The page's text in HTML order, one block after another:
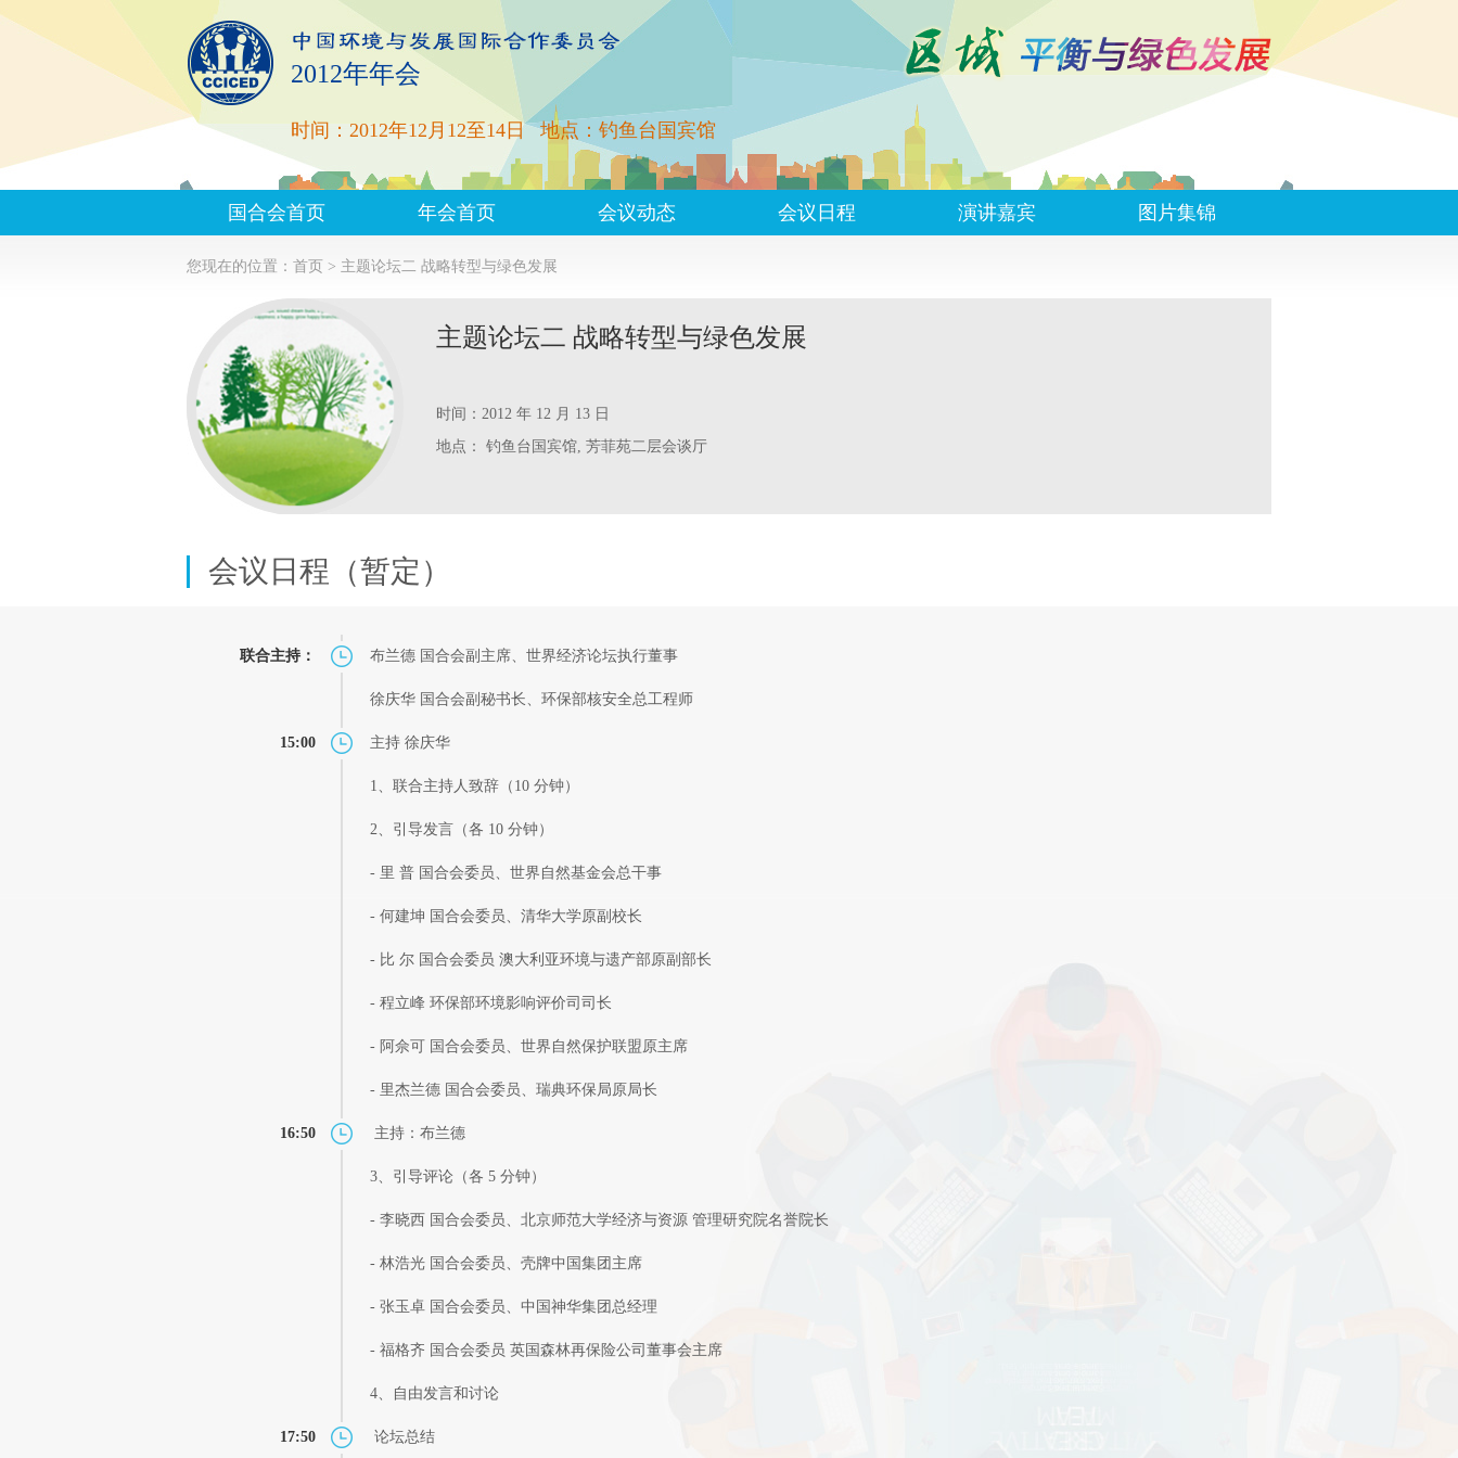
2012年年会
时间：2012年12月12至14日 地点：钓鱼台国宾馆
国合会首页 年会首页 会议动态 会议日程 演讲嘉宾 图片集锦
您现在的位置： 首页 > 主题论坛二 战略转型与绿色发展
主题论坛二 战略转型与绿色发展
时间：2012 年 12 月 13 日
地点： 钓鱼台国宾馆, 芳菲苑二层会谈厅
会议日程（暂定）
联合主持： 布兰德 国合会副主席、世界经济论坛执行董事
徐庆华 国合会副秘书长、环保部核安全总工程师
15:00 主持 徐庆华
1、联合主持人致辞（10 分钟）
2、引导发言（各 10 分钟）
- 里 普 国合会委员、世界自然基金会总干事
- 何建坤 国合会委员、清华大学原副校长
- 比 尔 国合会委员 澳大利亚环境与遗产部原副部长
- 程立峰 环保部环境影响评价司司长
- 阿佘可 国合会委员、世界自然保护联盟原主席
- 里杰兰德 国合会委员、瑞典环保局原局长
16:50 主持：布兰德
3、引导评论（各 5 分钟）
- 李晓西 国合会委员、北京师范大学经济与资源 管理研究院名誉院长
- 林浩光 国合会委员、壳牌中国集团主席
- 张玉卓 国合会委员、中国神华集团总经理
- 福格齐 国合会委员 英国森林再保险公司董事会主席
4、自由发言和讨论
17:50 论坛总结